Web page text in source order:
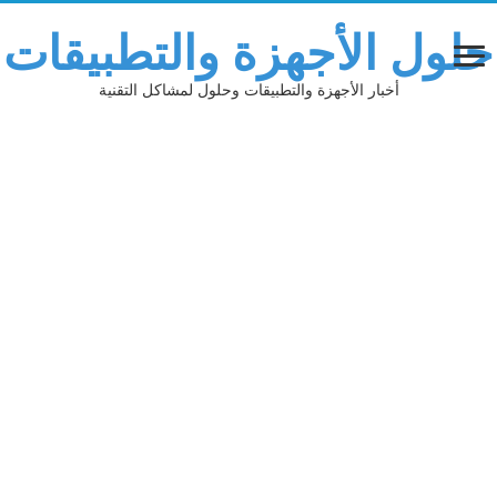
حلول الأجهزة والتطبيقات
أخبار الأجهزة والتطبيقات وحلول لمشاكل التقنية